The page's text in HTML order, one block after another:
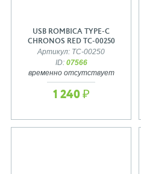
USB ROMBICA TYPE-C
CHRONOS RED TC-00250
Артикул: TC-00250
ID: 07566
временно отсутствует
1 240 ₽